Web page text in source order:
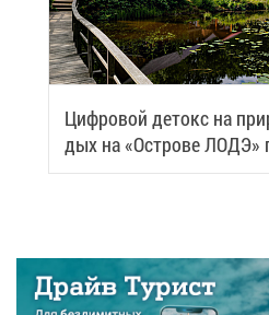
Циф­ро­вой де­токс на
дых на «Ост­ро­ве ЛОДЭ»
вить си­лы